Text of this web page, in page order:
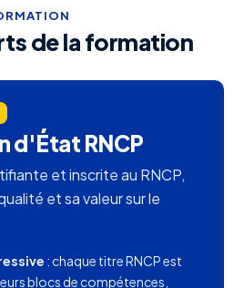
de la formation
d'État RNCP
et inscrite au RNCP,
et sa valeur sur le
: chaque titre RNCP est
blocs de compétences,